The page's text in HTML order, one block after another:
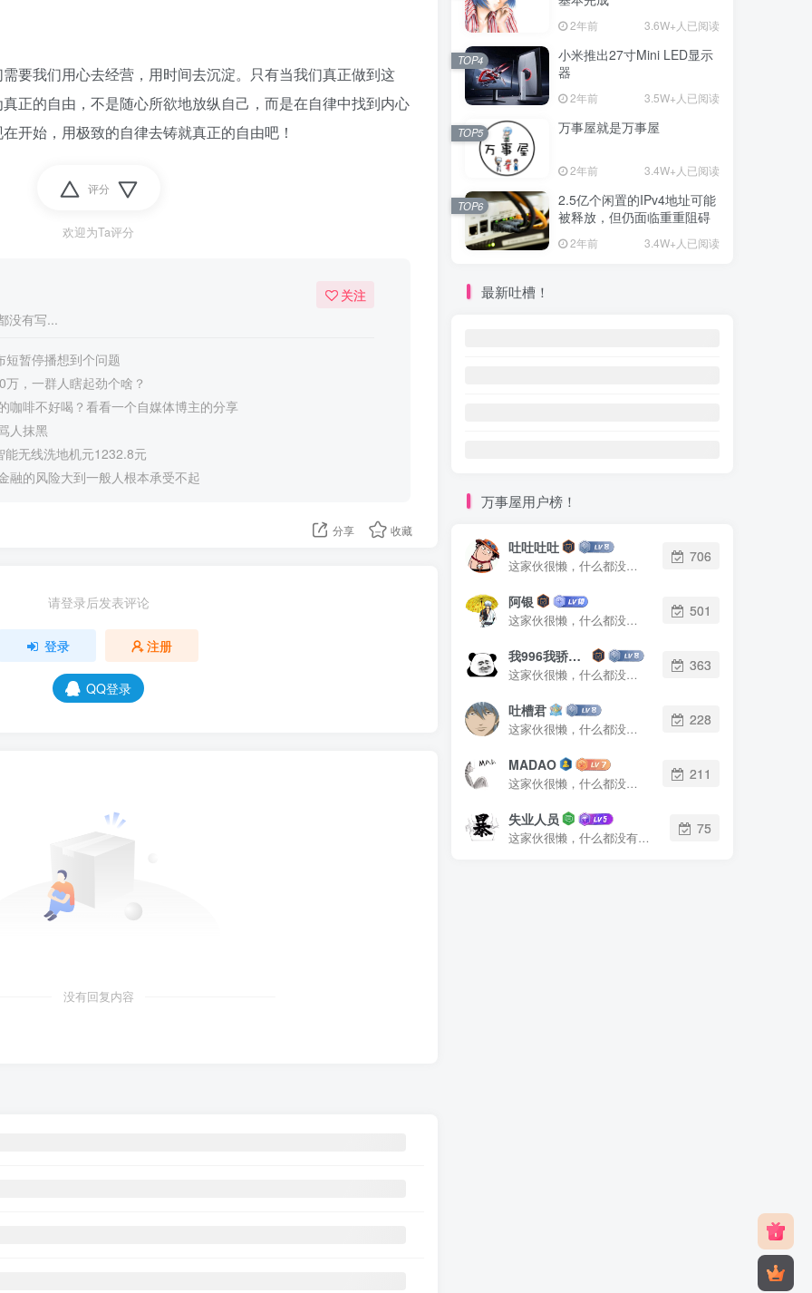
要我们用心去经营，用时间去沉淀。只有当我们真正做到这
正的自由，不是随心所欲地放纵自己，而是在自律中找到内心
开始，用极致的自律去铸就真正的自由吧！
评分
欢迎为Ta评分
没有写...
关注
短暂停播想到个问题
，一群人瞎起劲个啥？
咖啡不好喝？看看一个自媒体博主的分享
人抹黑
能无线洗地机元1232.8元
融的风险大到一般人根本承受不起
分享 收藏
请登录后发表评论
登录 注册
QQ登录
没有回复内容
2年前 3.6W+人已阅读
小米推出27寸Mini LED显示
器
2年前 3.5W+人已阅读
TOP4
万事屋就是万事屋
2年前 3.4W+人已阅读
TOP5
2.5亿个闲置的IPv4地址可能
被释放，但仍面临重重阻碍
2年前 3.4W+人已阅读
TOP6
最新吐槽！
万事屋用户榜！
吐吐吐吐
这家伙很懒，什么都没有写...
706
阿银
这家伙很懒，什么都没有写...
501
我996我骄傲了么
这家伙很懒，什么都没有写...
363
吐槽君
这家伙很懒，什么都没有写...
228
MADAO
这家伙很懒，什么都没有写...
211
失业人员
这家伙很懒，什么都没有写...
75